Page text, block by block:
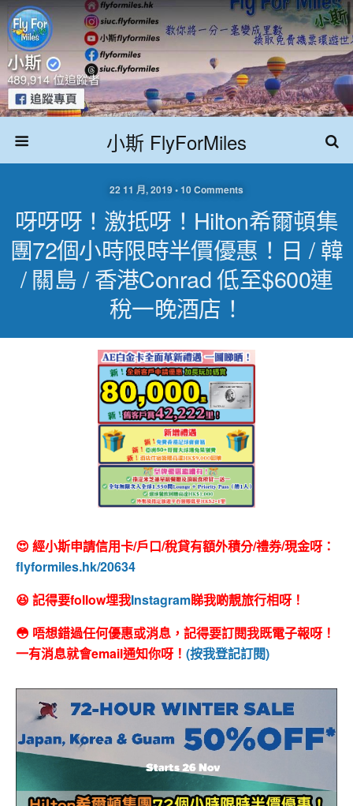
小斯 FlyForMiles
22 11 月, 2019 • 10 Comments
呀呀呀！激抵呀！Hilton希爾頓集
團72個小時限時半價優惠！日 / 韓
/ 關島 / 香港Conrad 低至$600連
稅一晚酒店！
😍 經小斯申請信用卡/戶口/稅貸有額外積分/禮券/現金呀：
flyformiles.hk/20634
😆 記得要follow埋我Instagram睇我啲靚旅行相呀！
😳 唔想錯過任何優惠或消息，記得要訂閱我既電子報呀！
一有消息就會email通知你呀！ (按我登記訂閱)